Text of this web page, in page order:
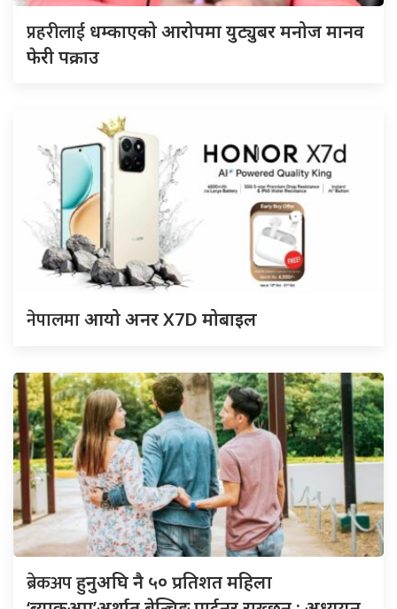
प्रहरीलाई धम्काएको आरोपमा युट्युबर मनोज मानव
फेरी पक्राउ
नेपालमाआयो अनर X7D मोबाइल
ब्रेकअपहुनुअघि नै ५० प्रतिशत महिला